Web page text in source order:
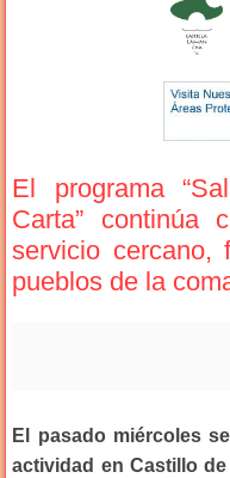
El programa
Carta” continúa
servicio cercano,
pueblos de la
El pasado miércoles
actividad en Castillo